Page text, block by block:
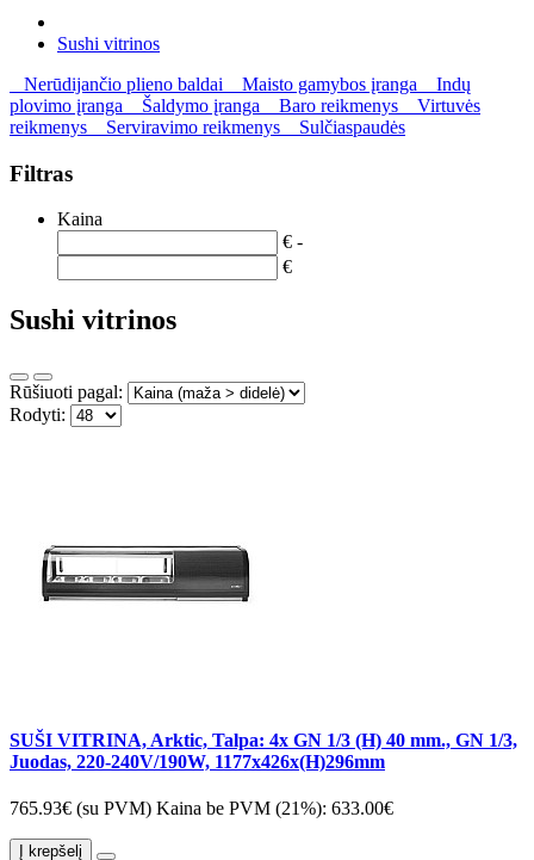
Sushi vitrinos
Nerūdijančio plieno baldai
Maisto gamybos įranga
Indų
plovimo įranga
Šaldymo įranga Baro reikmenys
Virtuvės
reikmenys
Serviravimo reikmenys Sulčiaspaudės
Filtras
Kaina
€ -
€
Sushi vitrinos
Rūšiuoti pagal:
Rodyti:
SUŠI VITRINA, Arktic, Talpa: 4x GN 1/3 (H) 40 mm., GN 1/3,
Juodas, 220-240V/190W, 1177x426x(H)296mm
765.93€ (su PVM) Kaina be PVM (21%): 633.00€
Į krepšelį